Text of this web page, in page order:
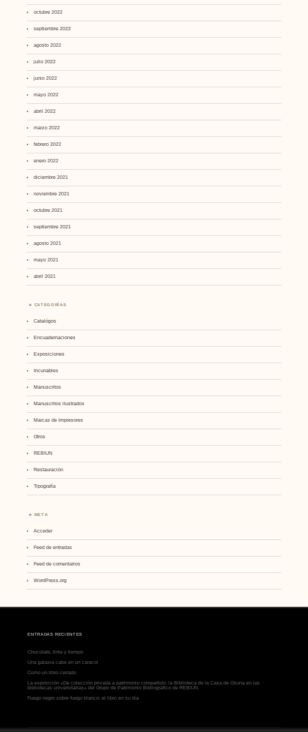
octubre 2022
septiembre 2022
agosto 2022
julio 2022
junio 2022
mayo 2022
abril 2022
marzo 2022
febrero 2022
enero 2022
diciembre 2021
noviembre 2021
octubre 2021
septiembre 2021
agosto 2021
mayo 2021
abril 2021
CATEGORÍAS
Catalógos
Encuadernaciones
Exposiciones
Incunables
Manuscritos
Manuscritos ilustrados
Marcas de Impresores
Otros
REBIUN
Restauración
Tipografía
META
Acceder
Feed de entradas
Feed de comentarios
WordPress.org
ENTRADAS RECIENTES
Chocolate, tinta y tiempo
Una galaxia cabe en un caracol
Como un libro cerrado
La exposición «De colección privada a patrimonio compartido: la Biblioteca de la Casa de Osuna en las
bibliotecas universitarias» del Grupo de Patrimonio Bibliográfico de REBIUN
Fuego negro sobre fuego blanco: el libro en su día